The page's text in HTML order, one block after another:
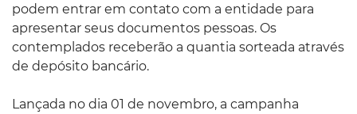
podem entrar em contato com a entidade para
apresentar seus documentos pessoas. Os
contemplados receberão a quantia sorteada através
de depósito bancário.
Lançada no dia 01 de novembro, a campanha